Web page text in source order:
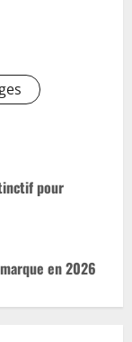
pour
en 2026